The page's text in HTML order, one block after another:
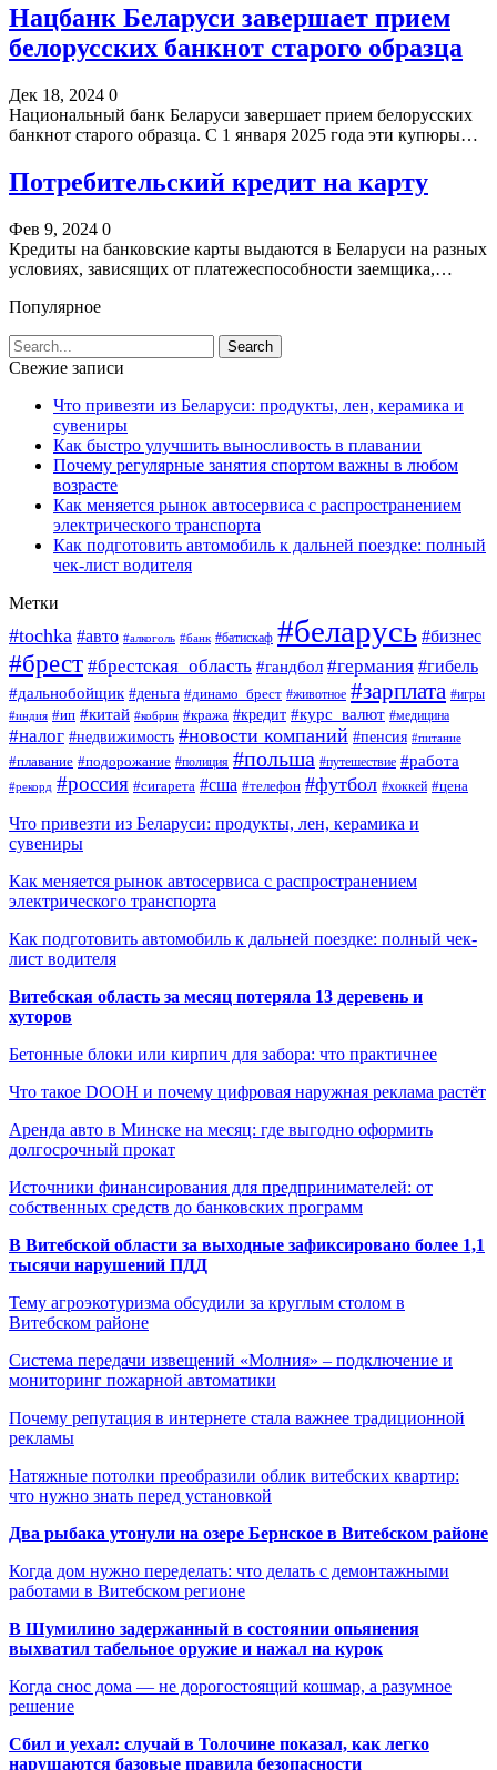
Нацбанк Беларуси завершает прием
белорусских банкнот старого образца
Дек 18, 2024 0
Национальный банк Беларуси завершает прием белорусских
банкнот старого образца. С 1 января 2025 года эти купюры…
Потребительский кредит на карту
Фев 9, 2024 0
Кредиты на банковские карты выдаются в Беларуси на разных
условиях, зависящих от платежеспособности заемщика,…
Популярное
Свежие записи
Что привезти из Беларуси: продукты, лен, керамика и
сувениры
Как быстро улучшить выносливость в плавании
Почему регулярные занятия спортом важны в любом
возрасте
Как меняется рынок автосервиса с распространением
электрического транспорта
Как подготовить автомобиль к дальней поездке: полный
чек-лист водителя
Метки
#tochka #авто #алкоголь #банк #батискаф #беларусь #бизнес
#брест #брестская_область #гандбол #германия #гибель
#дальнобойщик #деньга #динамо_брест #животное #зарплата #игры
#индия #ип #китай #кобрин #кража #кредит #курс_валют #медицина
#налог #недвижимость #новости компаний #пенсия #питание
#плавание #подорожание #полиция #польша #путешествие #работа
#рекорд #россия #сигарета #сша #телефон #футбол #хоккей #цена
Что привезти из Беларуси: продукты, лен, керамика и
сувениры
Как меняется рынок автосервиса с распространением
электрического транспорта
Как подготовить автомобиль к дальней поездке: полный чек-
лист водителя
Витебская область за месяц потеряла 13 деревень и
хуторов
Бетонные блоки или кирпич для забора: что практичнее
Что такое DOOH и почему цифровая наружная реклама растёт
Аренда авто в Минске на месяц: где выгодно оформить
долгосрочный прокат
Источники финансирования для предпринимателей: от
собственных средств до банковских программ
В Витебской области за выходные зафиксировано более 1,1
тысячи нарушений ПДД
Тему агроэкотуризма обсудили за круглым столом в
Витебском районе
Система передачи извещений «Молния» – подключение и
мониторинг пожарной автоматики
Почему репутация в интернете стала важнее традиционной
рекламы
Натяжные потолки преобразили облик витебских квартир:
что нужно знать перед установкой
Два рыбака утонули на озере Бернское в Витебском районе
Когда дом нужно переделать: что делать с демонтажными
работами в Витебском регионе
В Шумилино задержанный в состоянии опьянения
выхватил табельное оружие и нажал на курок
Когда снос дома — не дорогостоящий кошмар, а разумное
решение
Сбил и уехал: случай в Толочине показал, как легко
нарушаются базовые правила безопасности